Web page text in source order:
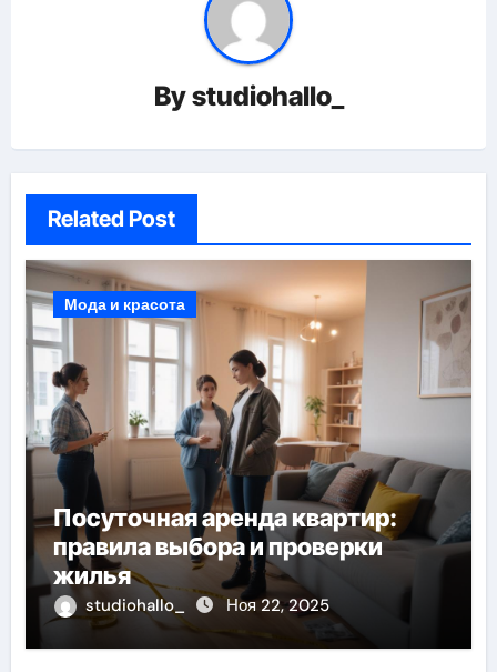
Bystudiohallo_
Related Post
Мода и красота
Посуточная аренда квартир:
правила выбора и проверки
жилья
studiohallo_ Ноя 22, 2025